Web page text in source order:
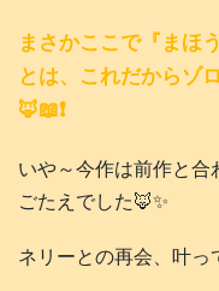
まさかここで『まほ
とは、これだからゾ
🦊📖❗️
いや～今作は前作と合
ごたえでした🦊✨
ネリーとの再会、叶